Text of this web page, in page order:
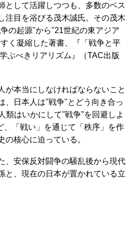
として活躍しつつも、多数のベス
注目を浴びる茂木誠氏。その茂木
の起源"から"21世紀の東アジア
く凝縮した著書、『「戦争と平
ぶべきリアリズム』（TAC出版
が本当にしなければならないこと
、日本人は"戦争"とどう向き合っ
類はいかにして"戦争"を回避しよ
、「戦い」を通じて「秩序」を作
の核心に迫っている。
、安保反対闘争の騒乱後から現代
と、現在の日本が置かれている立